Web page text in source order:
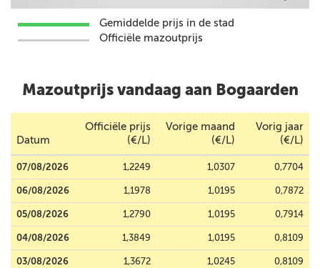
Gemiddelde prijs in de stad
Officiële mazoutprijs
Mazoutprijs vandaag aan Bogaarden
Datum
Officiële prijs
(€/L)
Vorige maand
(€/L)
Vorig jaar
(€/L)
07/08/2026 1,2249 1,0307 0,7704
06/08/2026 1,1978 1,0195 0,7872
05/08/2026 1,2790 1,0195 0,7914
04/08/2026 1,3849 1,0195 0,8109
03/08/2026 1,3672 1,0245 0,8109